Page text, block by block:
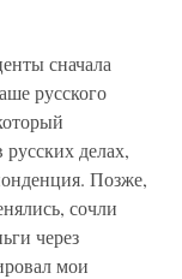
сначала
русского
делах,
Позже,
сочли
через
мои